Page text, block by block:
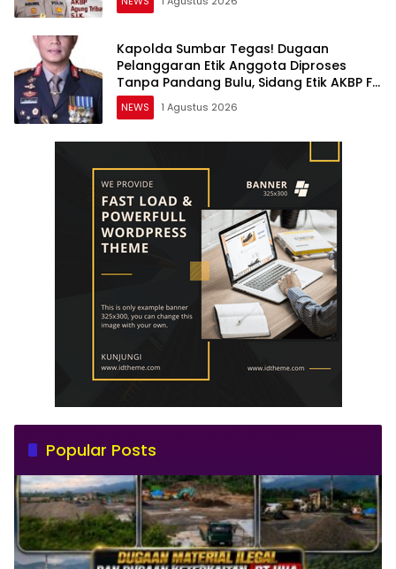
Kapolda Sumbar Tegas! Dugaan
Pelanggaran Etik Anggota Diproses
Tanpa Pandang Bulu, Sidang Etik AKBP F
Dipercepat
NEWS 1 Agustus 2026
Popular Posts